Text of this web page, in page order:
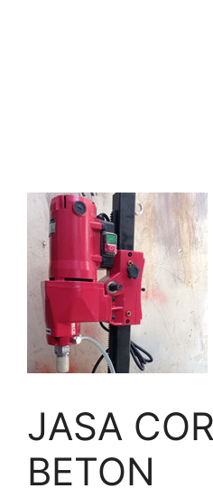
JASA
BETON